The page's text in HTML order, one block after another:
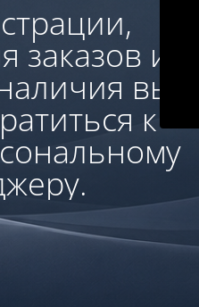
заказов и
вы
к